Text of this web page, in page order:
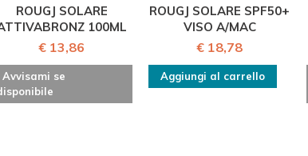
ROUGJ SOLARE
100ML
€ 13,86
Avvisami se
ROUGJ SOLARE SPF50+
VISO A/MAC
€ 18,78
Aggiungi al carrello